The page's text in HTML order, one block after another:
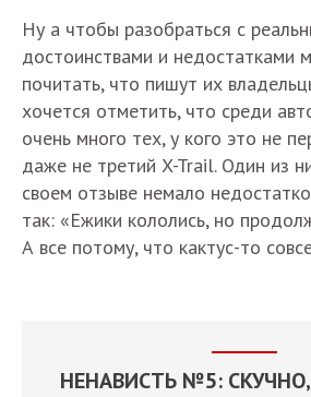
Ну а чтобы разобраться с
достоинствами и недостатками
почитать, что пишут их
хочется отметить, что среди
очень много тех, у кого это не
даже не третий X-Trail. Один из
своем отзыве немало
так: «Ежики кололись, но
А все потому, что кактус-то
НЕНАВИСТЬ №5: